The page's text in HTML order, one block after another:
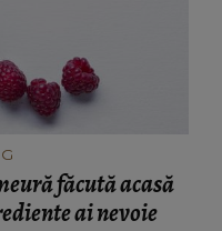
făcută acasă
ai nevoie